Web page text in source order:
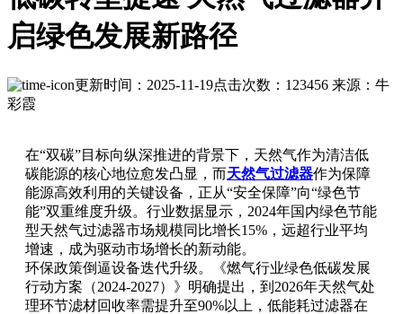
启绿色发展新路径
更新时间：2025-11-19点击次数：123456 来源：牛
彩霞
在“双碳”目标向纵深推进的背景下，天然气作为清洁低
碳能源的核心地位愈发凸显，而天然气过滤器作为保障
能源高效利用的关键设备，正从“安全保障”向“绿色节
能”双重维度升级。行业数据显示，2024年国内绿色节能
型天然气过滤器市场规模同比增长15%，远超行业平均
增速，成为驱动市场增长的新动能。
环保政策倒逼设备迭代升级。《燃气行业绿色低碳发展
行动方案（2024-2027）》明确提出，到2026年天然气处
理环节滤材回收率需提升至90%以上，低能耗过滤器在